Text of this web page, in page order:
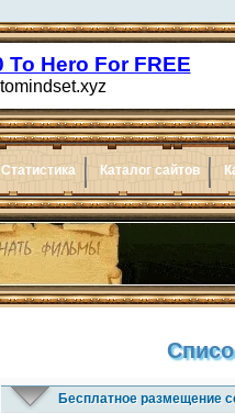
Статистика Каталог сайтов
Бесплатное размещение